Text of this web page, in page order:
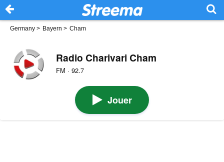
Germany > Bayern > Cham
Radio Charivari Cham
FM · 92.7
Jouer